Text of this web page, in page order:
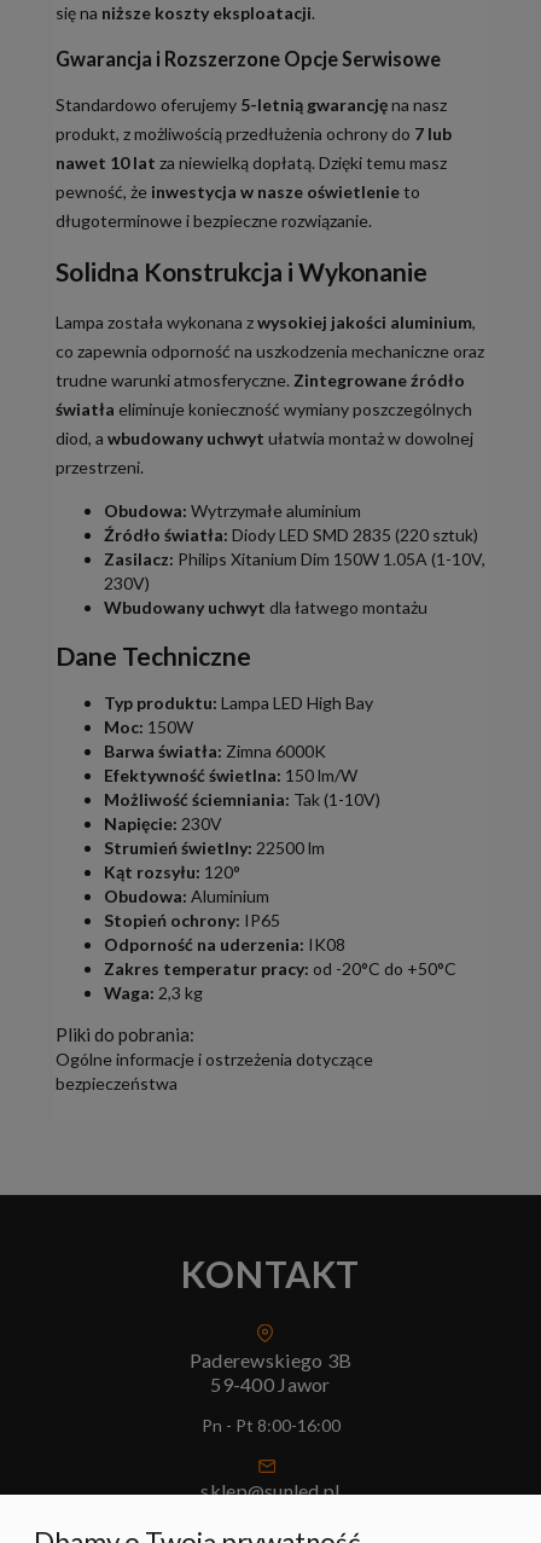
się na niższe koszty eksploatacji.
Gwarancja i Rozszerzone Opcje Serwisowe
Standardowo oferujemy 5-letnią gwarancjęna nasz
produkt, z możliwością przedłużenia ochrony do 7 lub
nawet 10 lat za niewielką dopłatą. Dzięki temu masz
pewność, że inwestycja w nasze oświetlenieto
długoterminowe i bezpieczne rozwiązanie.
Solidna Konstrukcja i Wykonanie
Lampa została wykonana zwysokiej jakości aluminium,
co zapewnia odporność na uszkodzenia mechaniczne oraz
trudne warunki atmosferyczne. Zintegrowane źródło
światła eliminuje konieczność wymiany poszczególnych
diod, a wbudowany uchwyt ułatwia montaż w dowolnej
przestrzeni.
Obudowa: Wytrzymałe aluminium
Źródło światła: Diody LED SMD 2835 (220 sztuk)
Zasilacz: Philips Xitanium Dim 150W 1.05A (1-10V,
230V)
Wbudowany uchwyt dla łatwego montażu
Dane Techniczne
Typ produktu: Lampa LED High Bay
Moc: 150W
Barwa światła: Zimna 6000K
Efektywność świetlna: 150 lm/W
Możliwość ściemniania: Tak (1-10V)
Napięcie: 230V
Strumień świetlny: 22500 lm
Kąt rozsyłu: 120°
Obudowa: Aluminium
Stopień ochrony: IP65
Odporność na uderzenia: IK08
Zakres temperatur pracy: od -20°C do +50°C
Waga: 2,3 kg
Pliki do pobrania:
Ogólne informacje i ostrzeżenia dotyczące
bezpieczeństwa
KONTAKT
Paderewskiego 3B
59-400 Jawor
Pn - Pt 8:00-16:00
sklep@sunled.pl
+48 690 128 561